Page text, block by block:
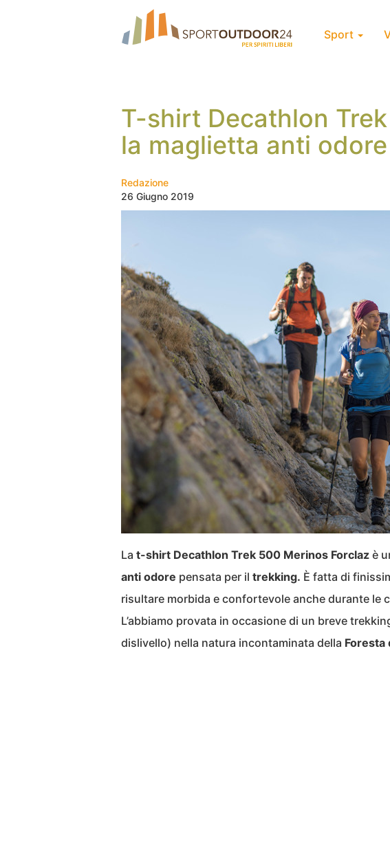
Sport
T-shirt Decathlon
la maglietta anti
Redazione
26 Giugno 2019
La t-shirt Decathlon Trek 500 Merinos Forclaz è
anti odore pensata per il trekking. È fatta di
risultare morbida e confortevole anche durante le
L’abbiamo provata in occasione di un breve
dislivello) nella natura incontaminata della Foresta